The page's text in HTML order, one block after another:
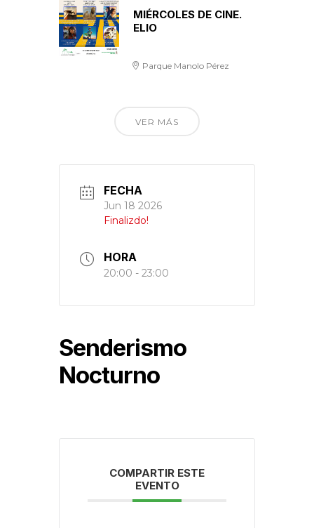
MIÉRCOLES DE CINE.
ELIO
Parque Manolo Pérez
VER MÁS
FECHA
Jun 18 2026
Finalizdo!
HORA
20:00 - 23:00
Senderismo
Nocturno
COMPARTIR ESTE
EVENTO